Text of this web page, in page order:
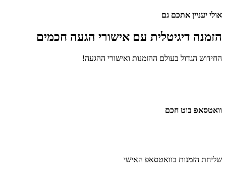
יעניין אתכם גם
דיגיטליתעם אישורי הגעה חכמים
הגדול בעולם ההזמנות ואישורי ההגעה!
בוט חכם
הזמנות בוואטסאפ האישי